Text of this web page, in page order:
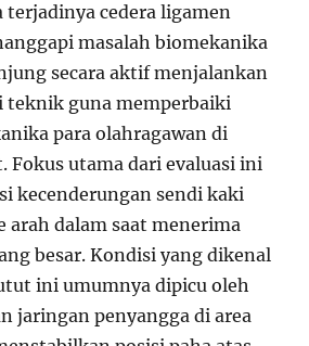
terjadinya cedera ligamen
masalah biomekanika
secara aktif menjalankan
teknik guna memperbaiki
para olahragawan di
Fokus utama dari evaluasi ini
kecenderungan sendi kaki
arah dalam saat menerima
besar. Kondisi yang dikenal
ini umumnya dipicu oleh
jaringan penyangga di area